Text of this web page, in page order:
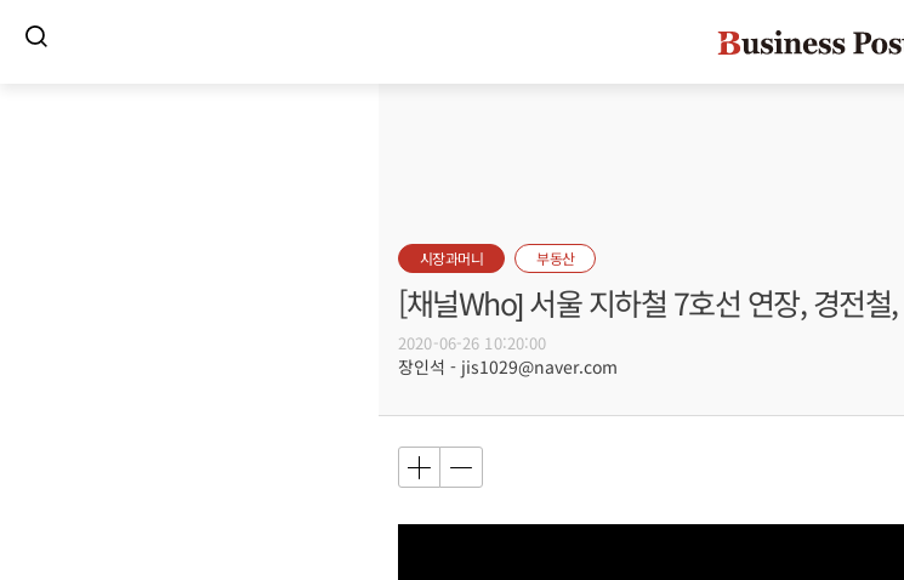
시장과머니 부동산
[채널Who] 서울 지하철 7호선 연장, 경전철
2020-06-26 10:20:00
장인석 - jis1029@naver.com